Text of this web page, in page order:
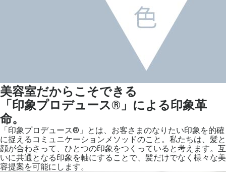
美容室だからこそできる
「印象プロデュース®」による印象革
命。
「印象プロデュース®」とは、お客さまのなりたい印象を的確
に捉えるコミュニケーションメソッドのこと。私たちは、髪と
顔が合わさって、ひとつの印象をつくっていると考えます。互
いに共通となる印象を軸にすることで、髪だけでなく様々な美
容提案を可能にします。